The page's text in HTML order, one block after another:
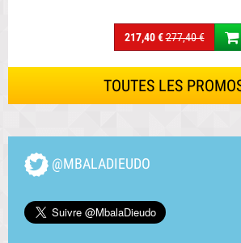
217,40 €277,40 €
TOUTES LES
@MBALADIEUDO